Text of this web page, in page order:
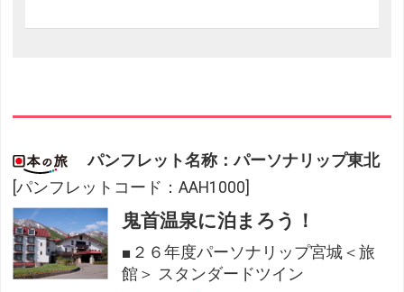
パンフレット名称：パーソナリップ東北
[パンフレットコード：AAH1000]
鬼首温泉に泊まろう！
■２６年度パーソナリップ宮城＜旅
館＞ スタンダードツイン